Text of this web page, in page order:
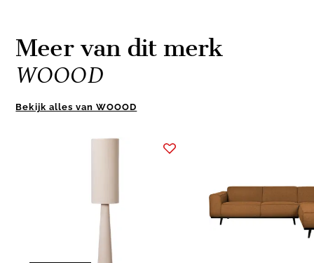
Meer van dit merk
WOOOD
Bekijk alles van WOOOD